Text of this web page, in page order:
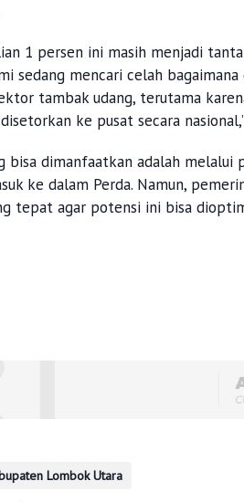
1 persen ini masih menjadi
sedang mencari celah
tambak udang, terutama
ke pusat secara
bisa dimanfaatkan adalah melalui
ke dalam Perda. Namun,
tepat agar potensi ini bisa
Lombok Utara